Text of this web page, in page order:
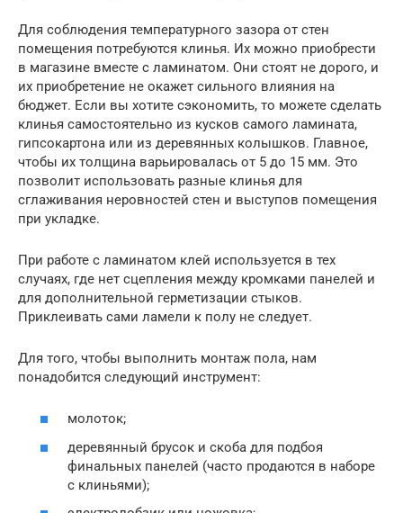
Для соблюдения температурного зазора от стен
помещения потребуются клинья. Их можно приобрести
в магазине вместе с ламинатом. Они стоят не дорого, и
их приобретение не окажет сильного влияния на
бюджет. Если вы хотите сэкономить, то можете сделать
клинья самостоятельно из кусков самого ламината,
гипсокартона или из деревянных колышков. Главное,
чтобы их толщина варьировалась от 5 до 15 мм. Это
позволит использовать разные клинья для
сглаживания неровностей стен и выступов помещения
при укладке.
При работе с ламинатом клей используется в тех
случаях, где нет сцепления между кромками панелей и
для дополнительной герметизации стыков.
Приклеивать сами ламели к полу не следует.
Для того, чтобы выполнить монтаж пола, нам
понадобится следующий инструмент:
молоток;
деревянный брусок и скоба для подбоя
финальных панелей (часто продаются в наборе
с клиньями);